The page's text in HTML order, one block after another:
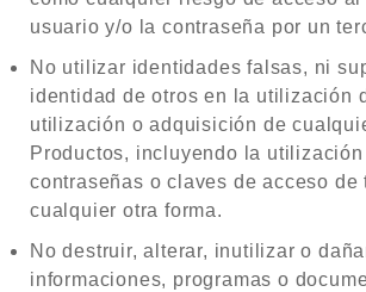
usuario y/o la contraseña por un
No utilizar identidades falsas, ni
identidad de otros en la utilización
utilización o adquisición de
Productos, incluyendo la
contraseñas o claves de acceso de
cualquier otra forma.
No destruir, alterar, inutilizar o
informaciones, programas o